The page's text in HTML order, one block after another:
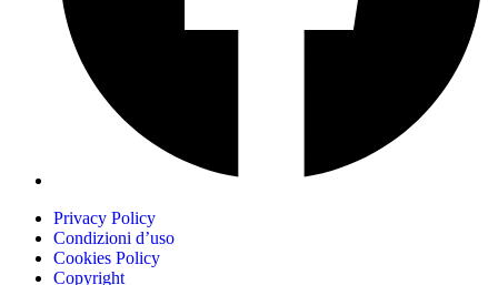
Privacy Policy
Condizioni d’uso
Cookies Policy
Copyright